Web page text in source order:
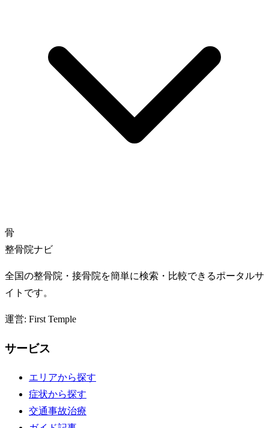
骨
整骨院ナビ
全国の整骨院・接骨院を簡単に検索・比較できるポータルサ
イトです。
運営: First Temple
サービス
エリアから探す
症状から探す
交通事故治療